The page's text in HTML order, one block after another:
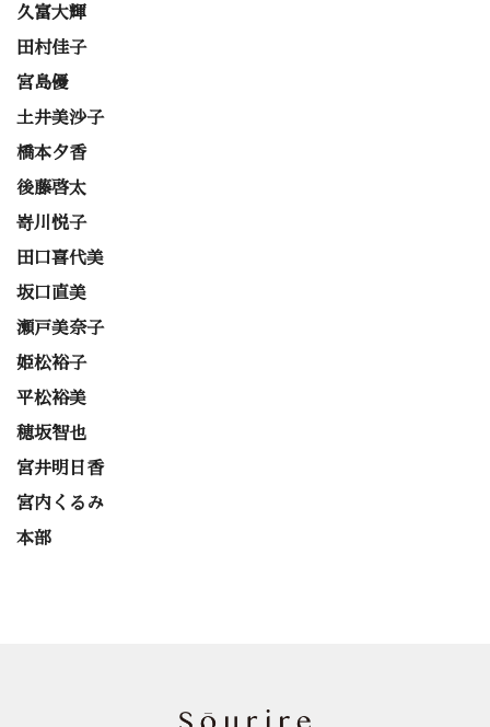
久富大輝
田村佳子
宮島優
土井美沙子
橋本夕香
後藤啓太
嵜川悦子
田口喜代美
坂口直美
瀬戸美奈子
姫松裕子
平松裕美
穂坂智也
宮井明日香
宮内くるみ
本部